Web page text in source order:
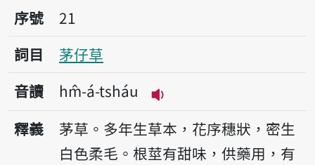
序號21茅仔草
序號
21
詞目
茅仔草
音讀
hm̂-á-tsháu
播放音讀hm̂-á-tsháu
釋義
茅草。多年生草本，花序穗狀，密生
白色柔毛。根莖有甜味，供藥用，有